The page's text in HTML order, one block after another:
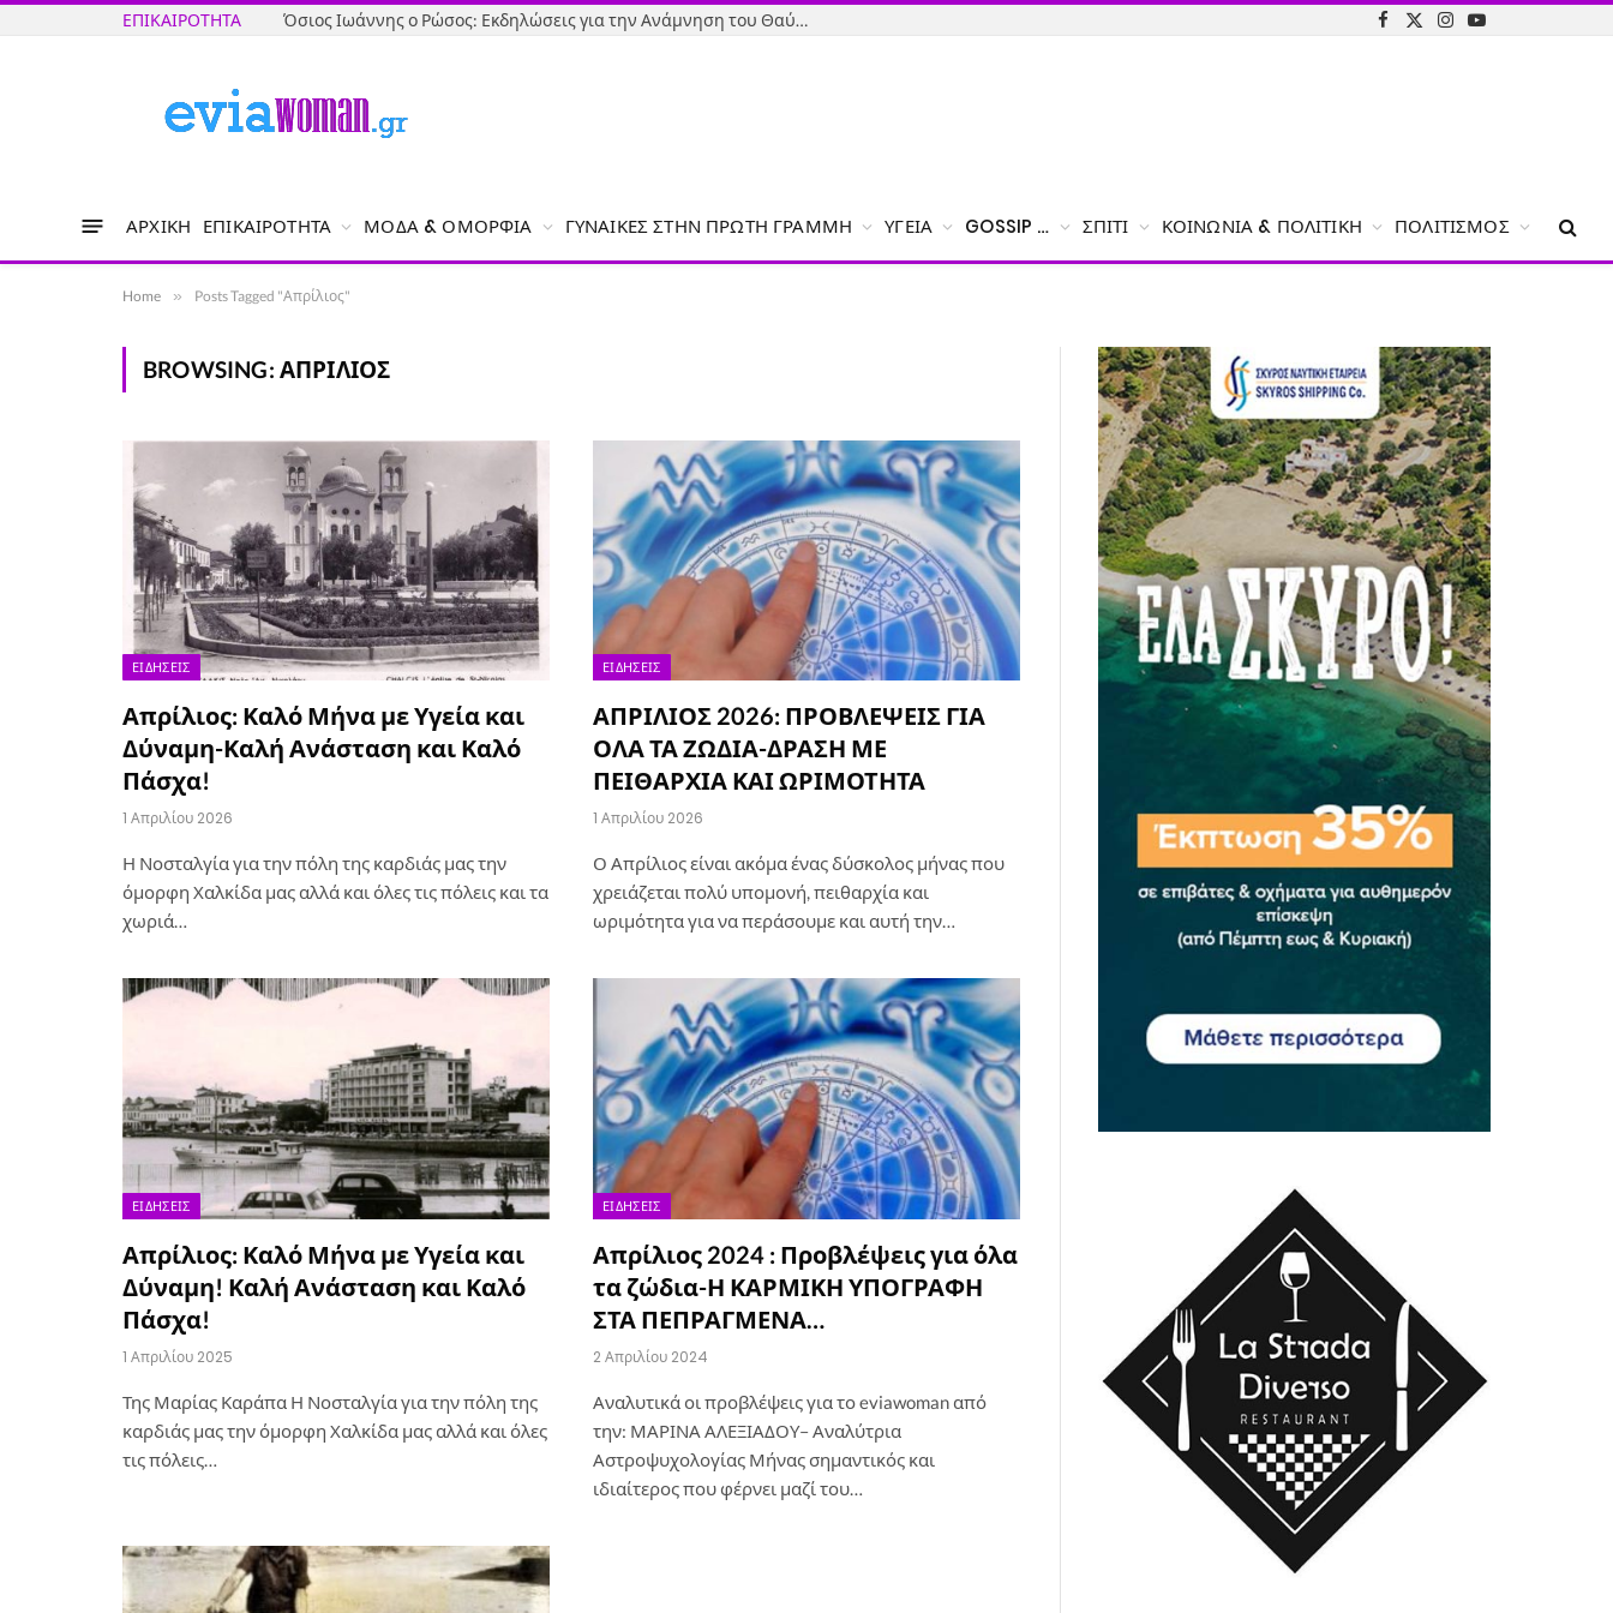
ΕΠΙΚΑΙΡΌΤΗΤΑ Όσιος Ιωάννης ο Ρώσος: Εκδηλώσεις για την Ανάμνηση του Θαύματος της κατάσβεσης της φωτιάς – Το πρόγραμμα
Facebook
X
Instagram
YouTube
ΑΡΧΙΚΉ ΕΠΙΚΑΙΡΌΤΗΤΑ ΜΌΔΑ & ΟΜΟΡΦΙΆ ΓΥΝΑΊΚΕΣ ΣΤΗΝ ΠΡΏΤΗ ΓΡΑΜΜΉ ΥΓΕΊΑ GOSSIP … ΣΠΊΤΙ ΚΟΙΝΩΝΊΑ & ΠΟΛΙΤΙΚΉ ΠΟΛΙΤΙΣΜΌΣ
Home » Posts Tagged "Απρίλιος"
BROWSING: ΑΠΡΊΛΙΟΣ
ΕΙΔΉΣΕΙΣ
Απρίλιος: Καλό Μήνα με Υγεία και
Δύναμη-Καλή Ανάσταση και Καλό
Πάσχα!
1 Απριλίου 2026
Η Νοσταλγία για την πόλη της καρδιάς μας την
όμορφη Χαλκίδα μας αλλά και όλες τις πόλεις και τα
χωριά…
ΕΙΔΉΣΕΙΣ
ΑΠΡΙΛΙΟΣ 2026: ΠΡΟΒΛΕΨΕΙΣ ΓΙΑ
ΟΛΑ ΤΑ ΖΩΔΙΑ-ΔΡΑΣΗ ΜΕ
ΠΕΙΘΑΡΧΙΑ ΚΑΙ ΩΡΙΜΟΤΗΤΑ
1 Απριλίου 2026
Ο Απρίλιος είναι ακόμα ένας δύσκολος μήνας που
χρειάζεται πολύ υπομονή, πειθαρχία και
ωριμότητα για να περάσουμε και αυτή την…
ΕΙΔΉΣΕΙΣ
Απρίλιος: Καλό Μήνα με Υγεία και
Δύναμη! Καλή Ανάσταση και Καλό
Πάσχα!
1 Απριλίου 2025
Της Μαρίας Καράπα Η Νοσταλγία για την πόλη της
καρδιάς μας την όμορφη Χαλκίδα μας αλλά και όλες
τις πόλεις…
ΕΙΔΉΣΕΙΣ
Απρίλιος 2024 : Προβλέψεις για όλα
τα ζώδια-Η ΚΑΡΜΙΚΗ ΥΠΟΓΡΑΦΗ
ΣΤΑ ΠΕΠΡΑΓΜΕΝΑ…
2 Απριλίου 2024
Αναλυτικά οι προβλέψεις για το eviawoman από
την: ΜΑΡΙΝΑ ΑΛΕΞΙΑΔΟΥ– Αναλύτρια
Αστροψυχολογίας Μήνας σημαντικός και
ιδιαίτερος που φέρνει μαζί του…